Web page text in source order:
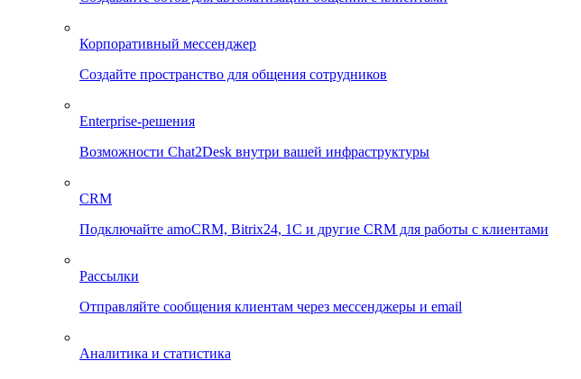
Корпоративный мессенджер
Создайте пространство для общения сотрудников
Enterprise-решения
Возможности Chat2Desk внутри вашей инфраструктуры
CRM
Подключайте amoCRM, Bitrix24, 1C и другие CRM для работы с клиентами
Рассылки
Отправляйте сообщения клиентам через мессенджеры и email
Аналитика и статистика